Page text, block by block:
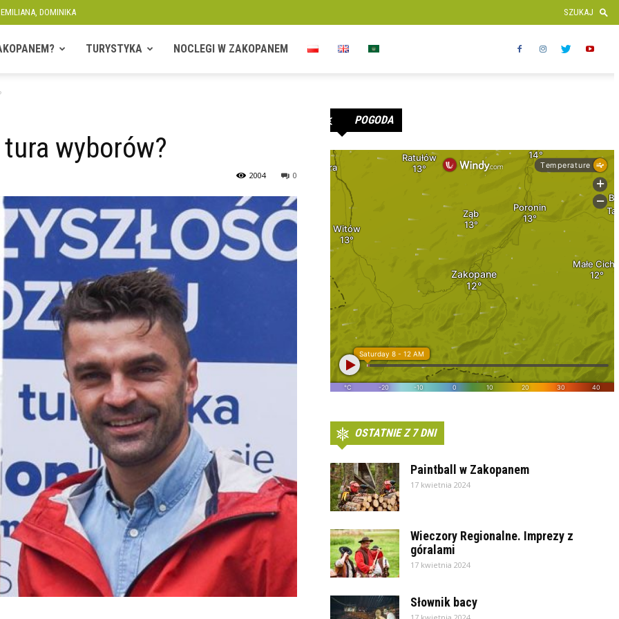
DOMINIKA
TURYSTYKA NOCLEGI W ZAKOPANEM
wyborów?
0
2004
POGODA
OSTATNIE Z 7 DNI
Paintball w Zakopanem
17 kwietnia 2024
Wieczory Regionalne. Imprezy z
góralami
17 kwietnia 2024
Słownik bacy